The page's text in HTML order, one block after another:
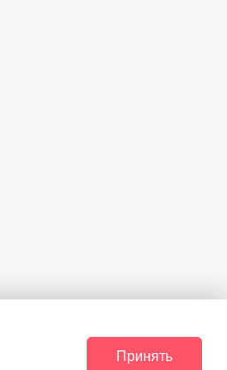
Принять